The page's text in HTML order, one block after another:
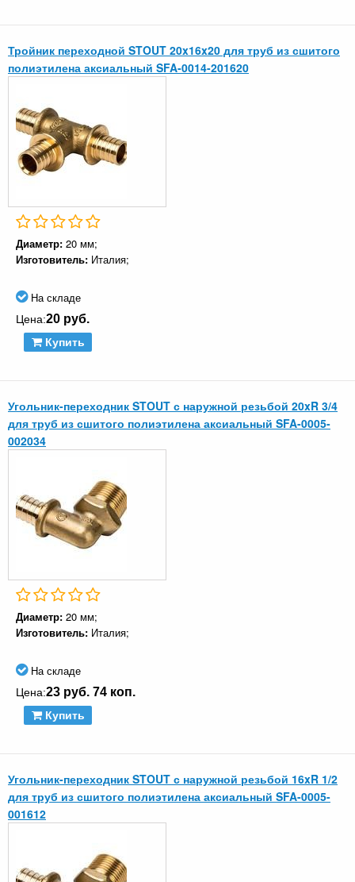
Тройник переходной STOUT 20x16x20 для труб из сшитого
полиэтилена аксиальный SFA-0014-201620
Диаметр: 20 мм;
Изготовитель: Италия;
На складе
Цена:20 руб.
Купить
Угольник-переходник STOUT с наружной резьбой 20xR 3/4
для труб из сшитого полиэтилена аксиальный SFA-0005-
002034
Диаметр: 20 мм;
Изготовитель: Италия;
На складе
Цена:23 руб. 74 коп.
Купить
Угольник-переходник STOUT с наружной резьбой 16xR 1/2
для труб из сшитого полиэтилена аксиальный SFA-0005-
001612